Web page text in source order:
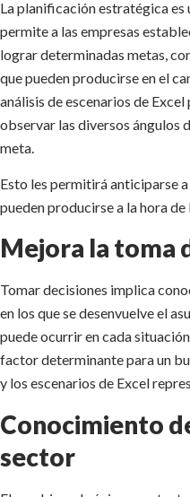
La planificación estratégica es
permite a las empresas
lograr determinadas metas,
que pueden producirse en el
análisis de escenarios de
observar las diversos ángulos
meta.
Esto les permitirá anticiparse
pueden producirse a la hora
Mejora la toma
Tomar decisiones implica
en los que se desenvuelve el
puede ocurrir en cada
factor determinante para un
y los escenarios de Excel
Conocimiento
sector